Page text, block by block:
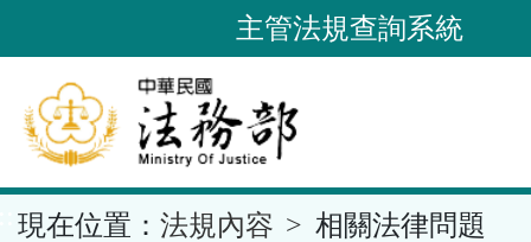
到
要
內
容
區
主管法規查詢系統
現在位置： 法規內容 相關法律問題